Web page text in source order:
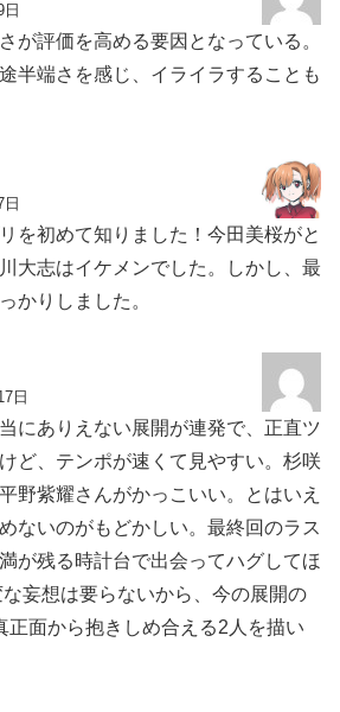
が評価を高める要因となっている。
半端さを感じ、イライラすることも
を初めて知りました！今田美桜がと
大志はイケメンでした。しかし、最
かりしました。
日
にありえない展開が連発で、正直ツ
ど、テンポが速くて見やすい。杉咲
野紫耀さんがかっこいい。とはいえ
ないのがもどかしい。最終回のラス
が残る時計台で出会ってハグしてほ
な妄想は要らないから、今の展開の
正面から抱きしめ合える2人を描い